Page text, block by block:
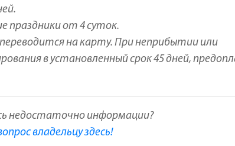
праздники от 4 суток.
на карту. При неприбытии или
в установленный срок 45 дней,
недостаточно информации?
владельцу здесь!